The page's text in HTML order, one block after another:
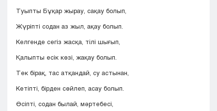
Туыпты Бұқар жырау, сақау болып,
Жүріпті содан аз жыл, ақау болып.
Келгенде сегіз жасқа, тілі шығып,
Қалыпты есік көзі, жақау болып.
Тек бірақ, тас атқандай, су астынан,
Кетіпті, бірден сөйлеп, асау болып.
Өсіпті, содан былай, мәртебесі,